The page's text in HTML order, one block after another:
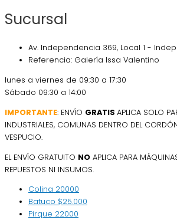
Sucursal
Av. Independencia 369, Local 1 -
Referencia: Galería Issa Valentino
lunes a viernes de 09:30 a 17:30
Sábado 09:30 a 14:00
IMPORTANTE: ENVÍO GRATIS APLICA SOLO
INDUSTRIALES, COMUNAS DENTRO DEL
VESPUCIO.
EL ENVÍO GRATUITO NO APLICA PARA
REPUESTOS NI INSUMOS.
Colina 20000
Batuco $25.000
Pirque 22000